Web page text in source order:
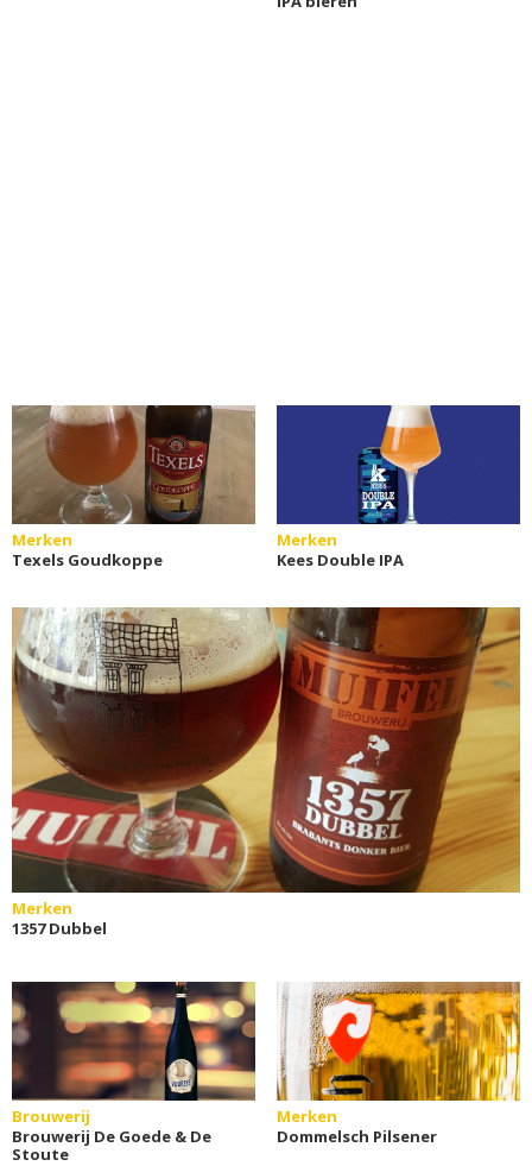
Merken
Texels Goudkoppe
Merken
Kees Double IPA
Merken
1357 Dubbel
Brouwerij
Brouwerij De Goede & De
Stoute
Merken
Dommelsch Pilsener